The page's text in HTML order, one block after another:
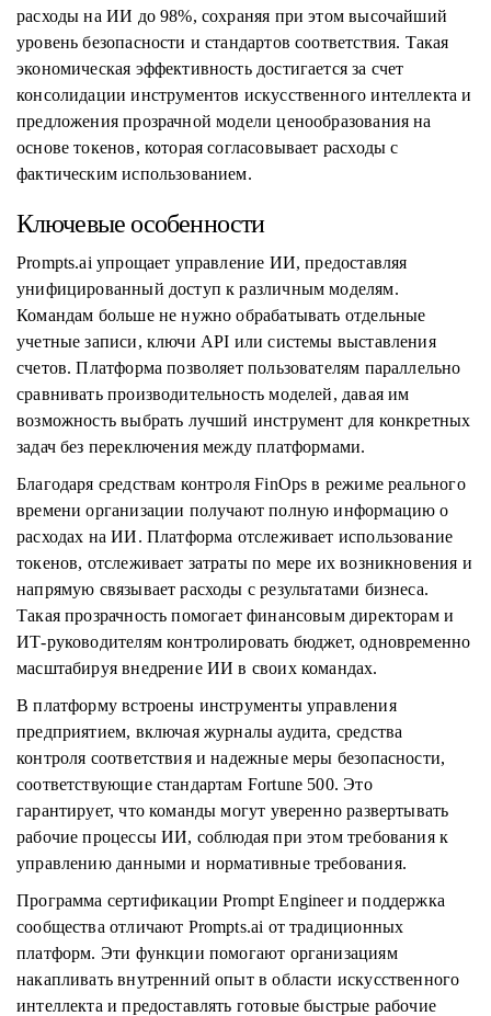
расходы на ИИ до 98%, сохраняя при этом высочайший
уровень безопасности и стандартов соответствия. Такая
экономическая эффективность достигается за счет
консолидации инструментов искусственного интеллекта и
предложения прозрачной модели ценообразования на
основе токенов, которая согласовывает расходы с
фактическим использованием.
Ключевые особенности
Prompts.ai упрощает управление ИИ, предоставляя
унифицированный доступ к различным моделям.
Командам больше не нужно обрабатывать отдельные
учетные записи, ключи API или системы выставления
счетов. Платформа позволяет пользователям параллельно
сравнивать производительность моделей, давая им
возможность выбрать лучший инструмент для конкретных
задач без переключения между платформами.
Благодаря средствам контроля FinOps в режиме реального
времени организации получают полную информацию о
расходах на ИИ. Платформа отслеживает использование
токенов, отслеживает затраты по мере их возникновения и
напрямую связывает расходы с результатами бизнеса.
Такая прозрачность помогает финансовым директорам и
ИТ-руководителям контролировать бюджет, одновременно
масштабируя внедрение ИИ в своих командах.
В платформу встроены инструменты управления
предприятием, включая журналы аудита, средства
контроля соответствия и надежные меры безопасности,
соответствующие стандартам Fortune 500. Это
гарантирует, что команды могут уверенно развертывать
рабочие процессы ИИ, соблюдая при этом требования к
управлению данными и нормативные требования.
Программа сертификации Prompt Engineer и поддержка
сообщества отличают Prompts.ai от традиционных
платформ. Эти функции помогают организациям
накапливать внутренний опыт в области искусственного
интеллекта и предоставлять готовые быстрые рабочие